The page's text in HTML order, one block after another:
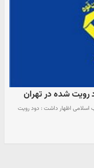
رویت شده در تهران
اسلامی اظهار داشت : دود رویت